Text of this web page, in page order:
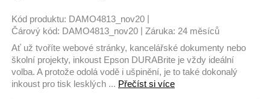
Kód produktu: DAMO4813_nov20
Čárový kód: DAMO4813_nov20 Záruka: 24 měsíců
Ať už tvoříte webové stránky, kancelářské dokumenty nebo
školní projekty, inkoust Epson DURABrite je vždy ideální
volba. A protože odolá vodě i ušpinění, je to také dokonalý
inkoust pro tisk lesklých ... Přečíst si více